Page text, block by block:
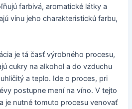
farbivá, aromatické látky a
vínu jeho charakteristickú farbu,
je tá časť výrobného procesu,
cukry na alkohol a do vzduchu
a teplo. Ide o proces, pri
postupne mení na víno. V tejto
je nutné tomuto procesu venovať